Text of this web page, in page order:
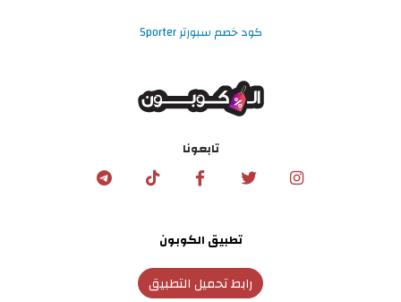
كود خصم سبورتر Sporter
تابعونا
تطبيق الكوبون
رابط تحميل التطبيق